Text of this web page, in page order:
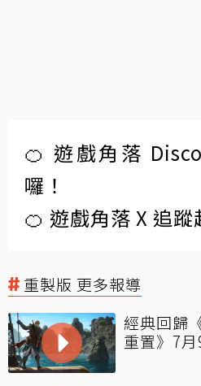
🍊 遊戲角落
囉！
🍊 遊戲角落 X 追蹤
重製版 更多報導
經典回歸
重置》7